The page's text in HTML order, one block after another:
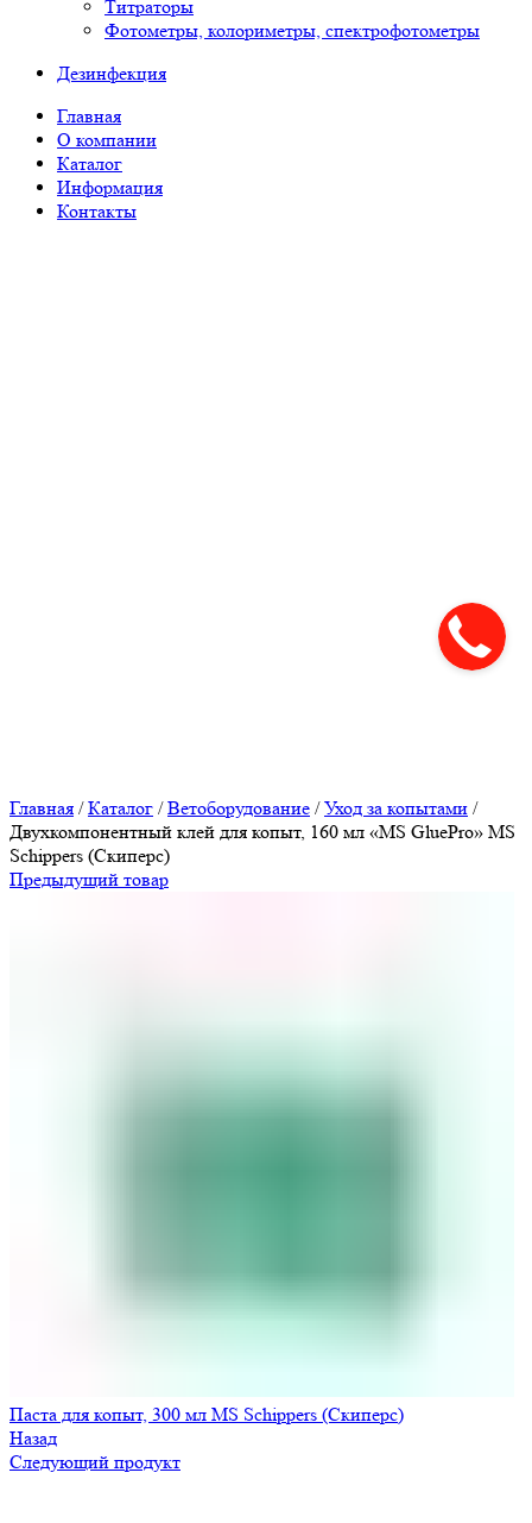
Титраторы
Фотометры, колориметры, спектрофотометры
Дезинфекция
Главная
О компании
Каталог
Информация
Контакты
Главная /Каталог /Ветоборудование /Уход за копытами /
Двухкомпонентный клей для копыт, 160 мл «MS GluePro» MS
Schippers (Скиперс)
Предыдущий товар
Паста для копыт, 300 мл MS Schippers (Скиперс)
Назад
Следующий продукт